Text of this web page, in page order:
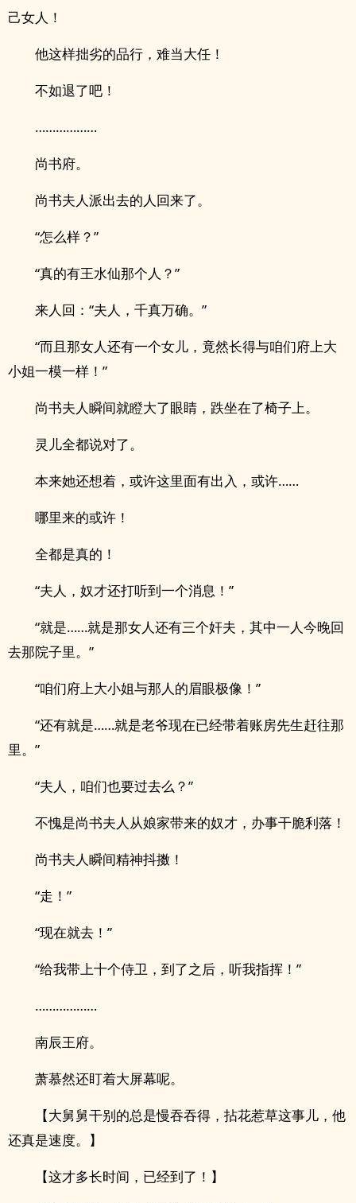
己女人！
他这样拙劣的品行，难当大任！
不如退了吧！
………………
尚书府。
尚书夫人派出去的人回来了。
“怎么样？”
“真的有王水仙那个人？”
来人回：“夫人，千真万确。”
“而且那女人还有一个女儿，竟然长得与咱们府上大
小姐一模一样！”
尚书夫人瞬间就瞪大了眼睛，跌坐在了椅子上。
灵儿全都说对了。
本来她还想着，或许这里面有出入，或许……
哪里来的或许！
全都是真的！
“夫人，奴才还打听到一个消息！”
“就是……就是那女人还有三个奸夫，其中一人今晚回
去那院子里。”
“咱们府上大小姐与那人的眉眼极像！”
“还有就是……就是老爷现在已经带着账房先生赶往那
里。”
“夫人，咱们也要过去么？”
不愧是尚书夫人从娘家带来的奴才，办事干脆利落！
尚书夫人瞬间精神抖擞！
“走！”
“现在就去！”
“给我带上十个侍卫，到了之后，听我指挥！”
………………
南辰王府。
萧慕然还盯着大屏幕呢。
【大舅舅干别的总是慢吞吞得，拈花惹草这事儿，他
还真是速度。】
【这才多长时间，已经到了！】